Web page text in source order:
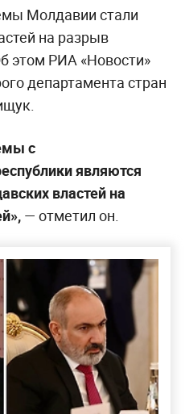
Молдавии стали
на разрыв
этом РИА «Новости»
департамента стран
с
являются
властей на
— отметил он.